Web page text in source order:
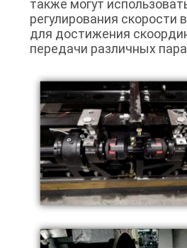
также могут
регулирования скорости
для достижения
передачи различных